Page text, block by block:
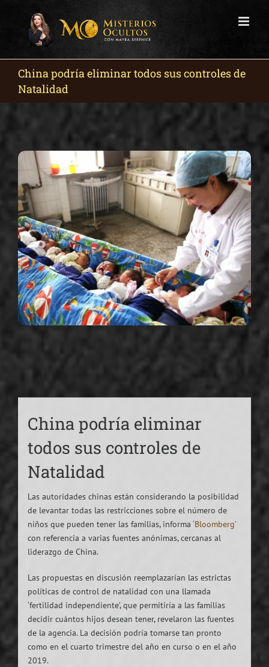
China podría eliminar todos sus controles de
Natalidad
China podría eliminar
todos sus controles de
Natalidad
Las autoridades chinas están considerando la posibilidad
de levantar todas las restricciones sobre el número de
niños que pueden tener las familias, informa ‘Bloomberg’
con referencia a varias fuentes anónimas, cercanas al
liderazgo de China.
Las propuestas en discusión reemplazarían las estrictas
políticas de control de natalidad con una llamada
‘fertilidad independiente’, que permitiría a las familias
decidir cuántos hijos desean tener, revelaron las fuentes
de la agencia. La decisión podría tomarse tan pronto
como en el cuarto trimestre del año en curso o en el año
2019.